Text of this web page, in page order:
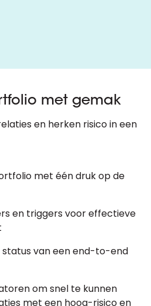
met gemak
en herken risico in een
met één druk op de
en triggers voor effectieve
status van een end-to-end
om snel te kunnen
met een hoog-risico en